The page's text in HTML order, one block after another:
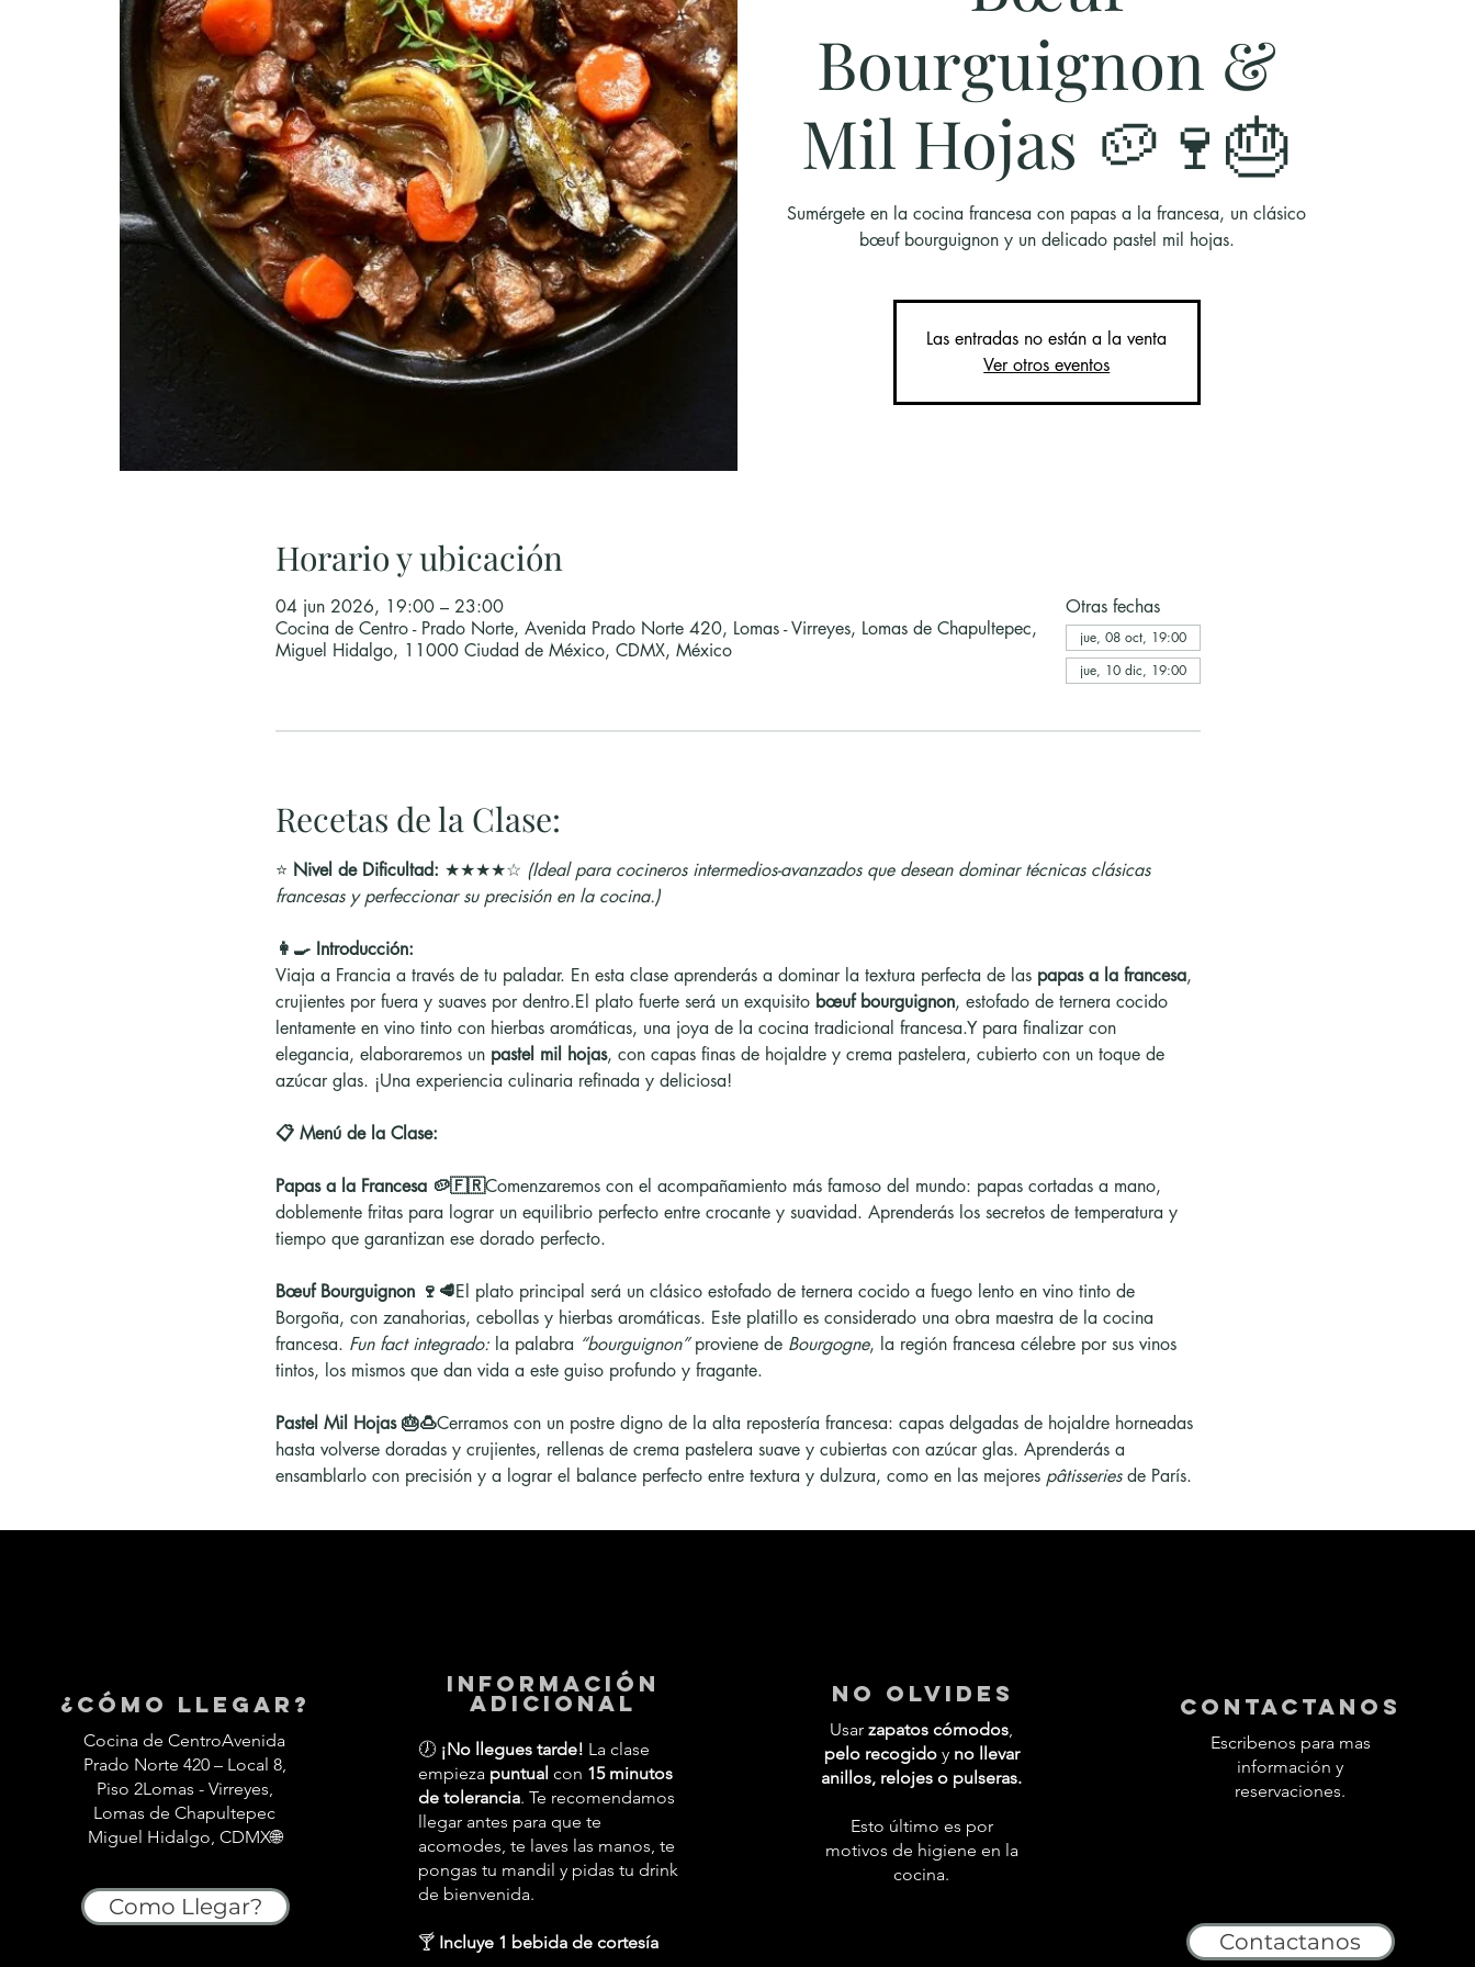
Bourguignon &
Mil Hojas 🥔🍷🎂
Sumérgete en la cocina francesa con papas a la francesa, un clásico
bœuf bourguignon y un delicado pastel mil hojas.
Las entradas no están a la venta
Ver otros eventos
Horario y ubicación
04 jun 2026, 19:00 – 23:00
Cocina de Centro - Prado Norte, Avenida Prado Norte 420, Lomas - Virreyes, Lomas de Chapultepec,
Miguel Hidalgo, 11000 Ciudad de México, CDMX, México
Otras fechas
jue, 08 oct, 19:00
jue, 10 dic, 19:00
Recetas de la Clase:
⭐ Nivel de Dificultad: ★★★★☆ (Ideal para cocineros intermedios-avanzados que desean dominar técnicas clásicas
francesas y perfeccionar su precisión en la cocina.)
👩‍🍳 Introducción:
Viaja a Francia a través de tu paladar. En esta clase aprenderás a dominar la textura perfecta de las papas a la francesa,
crujientes por fuera y suaves por dentro.El plato fuerte será un exquisito bœuf bourguignon, estofado de ternera cocido
lentamente en vino tinto con hierbas aromáticas, una joya de la cocina tradicional francesa.Y para finalizar con
elegancia, elaboraremos un pastel mil hojas, con capas finas de hojaldre y crema pastelera, cubierto con un toque de
azúcar glas. ¡Una experiencia culinaria refinada y deliciosa!
📋 Menú de la Clase:
Papas a la Francesa 🥔🇫🇷Comenzaremos con el acompañamiento más famoso del mundo: papas cortadas a mano,
doblemente fritas para lograr un equilibrio perfecto entre crocante y suavidad. Aprenderás los secretos de temperatura y
tiempo que garantizan ese dorado perfecto.
Bœuf Bourguignon 🍷🥩El plato principal será un clásico estofado de ternera cocido a fuego lento en vino tinto de
Borgoña, con zanahorias, cebollas y hierbas aromáticas. Este platillo es considerado una obra maestra de la cocina
francesa. Fun fact integrado: la palabra “bourguignon” proviene de Bourgogne, la región francesa célebre por sus vinos
tintos, los mismos que dan vida a este guiso profundo y fragante.
Pastel Mil Hojas 🎂🍮Cerramos con un postre digno de la alta repostería francesa: capas delgadas de hojaldre horneadas
hasta volverse doradas y crujientes, rellenas de crema pastelera suave y cubiertas con azúcar glas. Aprenderás a
ensamblarlo con precisión y a lograr el balance perfecto entre textura y dulzura, como en las mejores pâtisseries de París.
¿Cómo llegar?
Cocina de CentroAvenida
Prado Norte 420 – Local 8,
Piso 2Lomas - Virreyes,
Lomas de Chapultepec
Miguel Hidalgo, CDMX🌐
Como Llegar?
información
adicional
🕖¡No llegues tarde! La clase
empieza puntual con 15 minutos
de tolerancia. Te recomendamos
llegar antes para que te
acomodes, te laves las manos, te
pongas tu mandil y pidas tu drink
de bienvenida.
🍸Incluye 1 bebida de cortesía
No Olvides
Usar zapatos cómodos,
pelo recogidoy no llevar
anillos, relojes o pulseras.
Esto último es por
motivos de higiene en la
cocina.
contactanos
Escribenos para mas
información y
reservaciones.
Contactanos